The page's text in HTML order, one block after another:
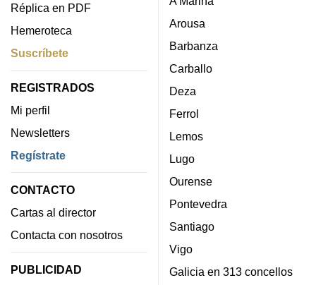
Réplica en PDF
Hemeroteca
Suscríbete
REGISTRADOS
Mi perfil
Newsletters
Regístrate
CONTACTO
Cartas al director
Contacta con nosotros
PUBLICIDAD
Arousa
Barbanza
Carballo
Deza
Ferrol
Lemos
Lugo
Ourense
Pontevedra
Santiago
Vigo
Galicia en 313 concellos